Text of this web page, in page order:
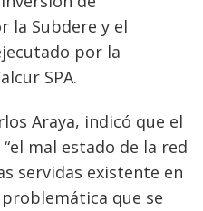
la Subdere y el
por la
SPA.
Araya, indicó que el
mal estado de la red
servidas existente en
que se